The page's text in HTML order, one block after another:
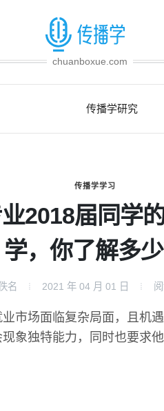
chuanboxue.com
传播学研究
传播学学习
2018届同学
学，你了解多少
名 2021 年 04 月 01 日
市场面临复杂局面，且机
象独特能力，同时也要求